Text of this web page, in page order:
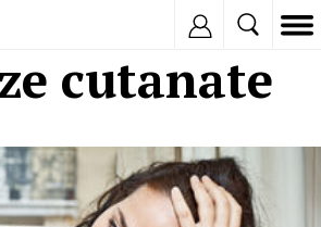
cutanate